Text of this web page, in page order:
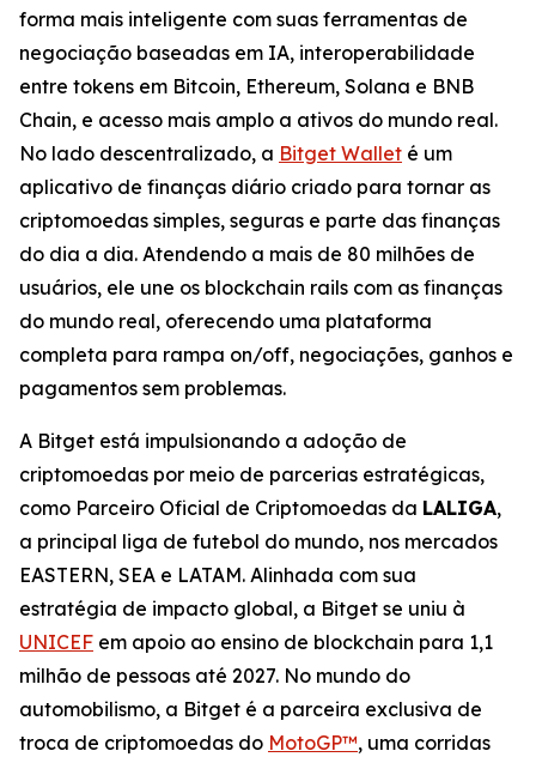
forma mais inteligente com suas ferramentas de
negociação baseadas em IA, interoperabilidade
entre tokens em Bitcoin, Ethereum, Solana e BNB
Chain, e acesso mais amplo a ativos do mundo real.
No lado descentralizado, a Bitget Wallet é um
aplicativo de finanças diário criado para tornar as
criptomoedas simples, seguras e parte das finanças
do dia a dia. Atendendo a mais de 80 milhões de
usuários, ele une os blockchain rails com as finanças
do mundo real, oferecendo uma plataforma
completa para rampa on/off, negociações, ganhos e
pagamentos sem problemas.
A Bitget está impulsionando a adoção de
criptomoedas por meio de parcerias estratégicas,
como Parceiro Oficial de Criptomoedas da LALIGA,
a principal liga de futebol do mundo, nos mercados
EASTERN, SEA e LATAM. Alinhada com sua
estratégia de impacto global, a Bitget se uniu à
UNICEF em apoio ao ensino de blockchain para 1,1
milhão de pessoas até 2027. No mundo do
automobilismo, a Bitget é a parceira exclusiva de
troca de criptomoedas do MotoGP™, uma corridas